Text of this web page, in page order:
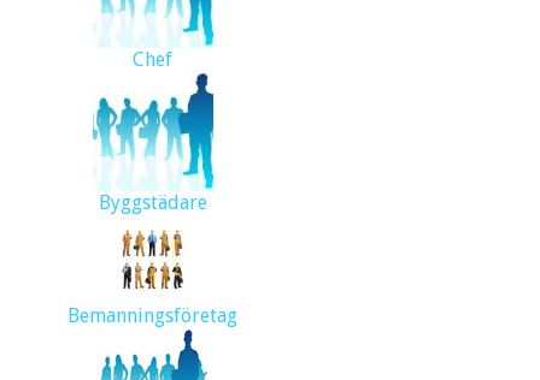
Chef
Byggstädare
Bemanningsföretag